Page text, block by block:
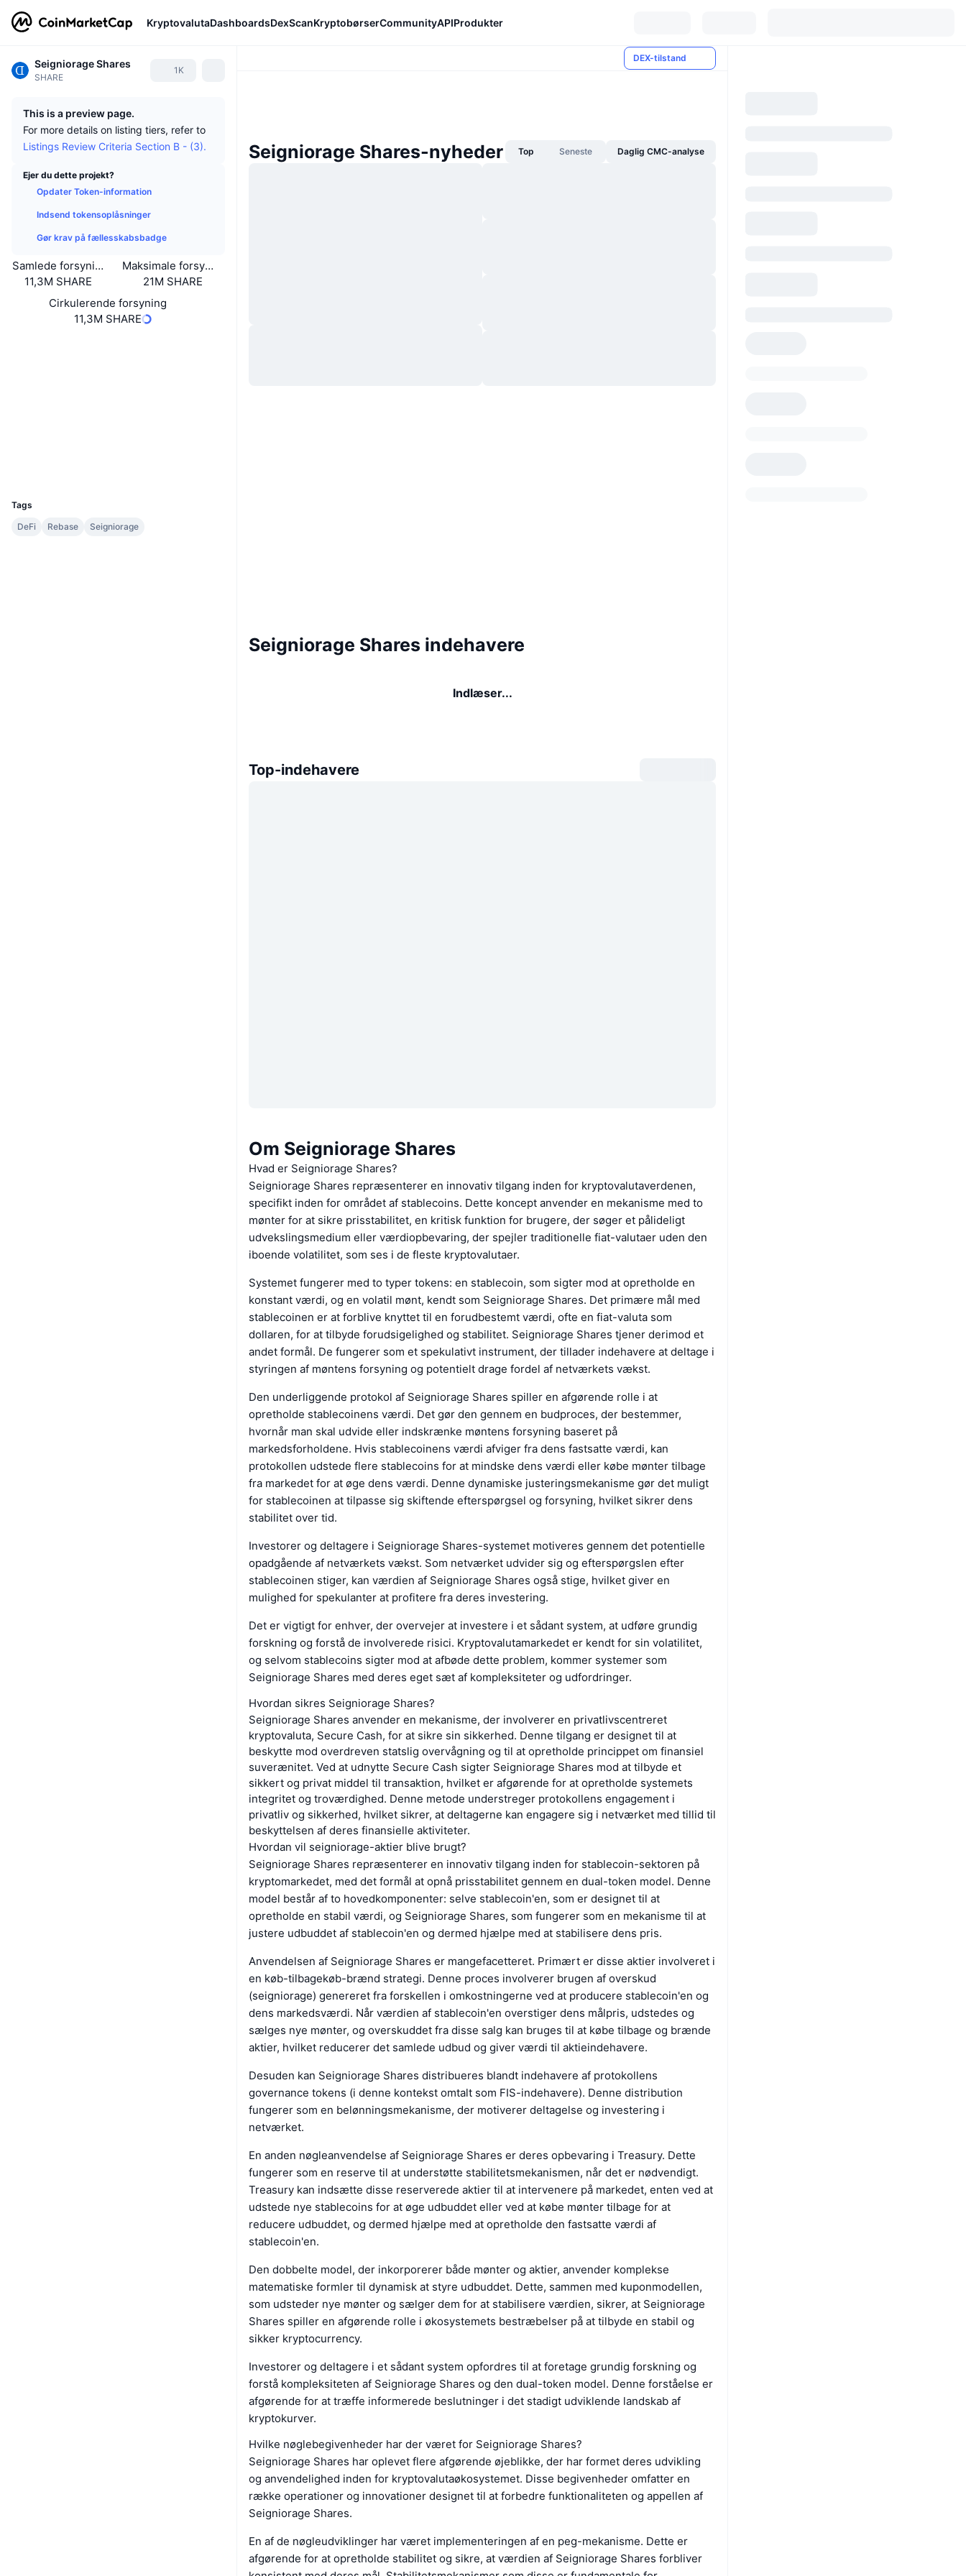
KryptovalutaDashboardsDexScanKryptobørserCommunityAPIProdukter
Seigniorage Shares
SHARE
1K
This is a preview page.
For more details on listing tiers, refer to
Listings Review Criteria Section B - (3).
Ejer du dette projekt?
Opdater Token-information
Indsend tokensoplåsninger
Gør krav på fællesskabsbadge
Samlede forsyning
11,3M SHARE
Maksimale forsyning
21M SHARE
Cirkulerende forsyning
11,3M SHARE
Tags
DeFi
Rebase Seigniorage
DEX-tilstand
Seigniorage Shares-nyheder Top Seneste Daglig CMC-analyse
Seigniorage Shares indehavere
Indlæser...
Top-indehavere
Om Seigniorage Shares
Hvad er Seigniorage Shares?
Seigniorage Shares repræsenterer en innovativ tilgang inden for kryptovalutaverdenen,
specifikt inden for området af stablecoins. Dette koncept anvender en mekanisme med to
mønter for at sikre prisstabilitet, en kritisk funktion for brugere, der søger et pålideligt
udvekslingsmedium eller værdiopbevaring, der spejler traditionelle fiat-valutaer uden den
iboende volatilitet, som ses i de fleste kryptovalutaer.
Systemet fungerer med to typer tokens: en stablecoin, som sigter mod at opretholde en
konstant værdi, og en volatil mønt, kendt som Seigniorage Shares. Det primære mål med
stablecoinen er at forblive knyttet til en forudbestemt værdi, ofte en fiat-valuta som
dollaren, for at tilbyde forudsigelighed og stabilitet. Seigniorage Shares tjener derimod et
andet formål. De fungerer som et spekulativt instrument, der tillader indehavere at deltage i
styringen af møntens forsyning og potentielt drage fordel af netværkets vækst.
Den underliggende protokol af Seigniorage Shares spiller en afgørende rolle i at
opretholde stablecoinens værdi. Det gør den gennem en budproces, der bestemmer,
hvornår man skal udvide eller indskrænke møntens forsyning baseret på
markedsforholdene. Hvis stablecoinens værdi afviger fra dens fastsatte værdi, kan
protokollen udstede flere stablecoins for at mindske dens værdi eller købe mønter tilbage
fra markedet for at øge dens værdi. Denne dynamiske justeringsmekanisme gør det muligt
for stablecoinen at tilpasse sig skiftende efterspørgsel og forsyning, hvilket sikrer dens
stabilitet over tid.
Investorer og deltagere i Seigniorage Shares-systemet motiveres gennem det potentielle
opadgående af netværkets vækst. Som netværket udvider sig og efterspørgslen efter
stablecoinen stiger, kan værdien af Seigniorage Shares også stige, hvilket giver en
mulighed for spekulanter at profitere fra deres investering.
Det er vigtigt for enhver, der overvejer at investere i et sådant system, at udføre grundig
forskning og forstå de involverede risici. Kryptovalutamarkedet er kendt for sin volatilitet,
og selvom stablecoins sigter mod at afbøde dette problem, kommer systemer som
Seigniorage Shares med deres eget sæt af kompleksiteter og udfordringer.
Hvordan sikres Seigniorage Shares?
Seigniorage Shares anvender en mekanisme, der involverer en privatlivscentreret
kryptovaluta, Secure Cash, for at sikre sin sikkerhed. Denne tilgang er designet til at
beskytte mod overdreven statslig overvågning og til at opretholde princippet om finansiel
suverænitet. Ved at udnytte Secure Cash sigter Seigniorage Shares mod at tilbyde et
sikkert og privat middel til transaktion, hvilket er afgørende for at opretholde systemets
integritet og troværdighed. Denne metode understreger protokollens engagement i
privatliv og sikkerhed, hvilket sikrer, at deltagerne kan engagere sig i netværket med tillid til
beskyttelsen af deres finansielle aktiviteter.
Hvordan vil seigniorage-aktier blive brugt?
Seigniorage Shares repræsenterer en innovativ tilgang inden for stablecoin-sektoren på
kryptomarkedet, med det formål at opnå prisstabilitet gennem en dual-token model. Denne
model består af to hovedkomponenter: selve stablecoin'en, som er designet til at
opretholde en stabil værdi, og Seigniorage Shares, som fungerer som en mekanisme til at
justere udbuddet af stablecoin'en og dermed hjælpe med at stabilisere dens pris.
Anvendelsen af Seigniorage Shares er mangefacetteret. Primært er disse aktier involveret i
en køb-tilbagekøb-brænd strategi. Denne proces involverer brugen af overskud
(seigniorage) genereret fra forskellen i omkostningerne ved at producere stablecoin'en og
dens markedsværdi. Når værdien af stablecoin'en overstiger dens målpris, udstedes og
sælges nye mønter, og overskuddet fra disse salg kan bruges til at købe tilbage og brænde
aktier, hvilket reducerer det samlede udbud og giver værdi til aktieindehavere.
Desuden kan Seigniorage Shares distribueres blandt indehavere af protokollens
governance tokens (i denne kontekst omtalt som FIS-indehavere). Denne distribution
fungerer som en belønningsmekanisme, der motiverer deltagelse og investering i
netværket.
En anden nøgleanvendelse af Seigniorage Shares er deres opbevaring i Treasury. Dette
fungerer som en reserve til at understøtte stabilitetsmekanismen, når det er nødvendigt.
Treasury kan indsætte disse reserverede aktier til at intervenere på markedet, enten ved at
udstede nye stablecoins for at øge udbuddet eller ved at købe mønter tilbage for at
reducere udbuddet, og dermed hjælpe med at opretholde den fastsatte værdi af
stablecoin'en.
Den dobbelte model, der inkorporerer både mønter og aktier, anvender komplekse
matematiske formler til dynamisk at styre udbuddet. Dette, sammen med kuponmodellen,
som udsteder nye mønter og sælger dem for at stabilisere værdien, sikrer, at Seigniorage
Shares spiller en afgørende rolle i økosystemets bestræbelser på at tilbyde en stabil og
sikker kryptocurrency.
Investorer og deltagere i et sådant system opfordres til at foretage grundig forskning og
forstå kompleksiteten af Seigniorage Shares og den dual-token model. Denne forståelse er
afgørende for at træffe informerede beslutninger i det stadigt udviklende landskab af
kryptokurver.
Hvilke nøglebegivenheder har der været for Seigniorage Shares?
Seigniorage Shares har oplevet flere afgørende øjeblikke, der har formet deres udvikling
og anvendelighed inden for kryptovalutaøkosystemet. Disse begivenheder omfatter en
række operationer og innovationer designet til at forbedre funktionaliteten og appellen af
Seigniorage Shares.
En af de nøgleudviklinger har været implementeringen af en peg-mekanisme. Dette er
afgørende for at opretholde stabilitet og sikre, at værdien af Seigniorage Shares forbliver